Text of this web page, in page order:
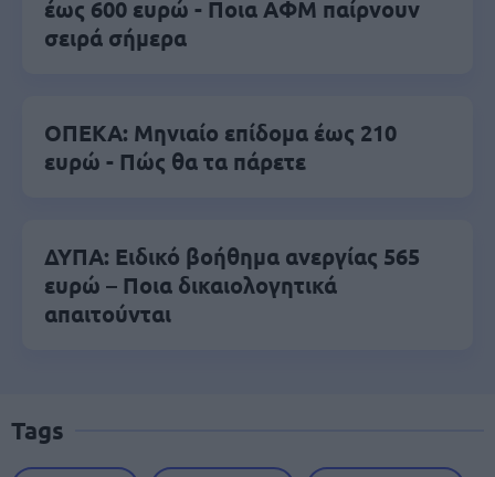
έως 600 ευρώ - Ποια ΑΦΜ παίρνουν
σειρά σήμερα
ΟΠΕΚΑ: Μηνιαίο επίδομα έως 210
ευρώ - Πώς θα τα πάρετε
ΔΥΠΑ: Ειδικό βοήθημα ανεργίας 565
ευρώ – Ποια δικαιολογητικά
απαιτούνται
Tags